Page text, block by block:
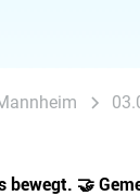
bewegt. 🤝